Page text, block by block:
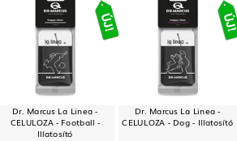
Dr. Marcus La Linea -
CELULOZA - Football -
Illatosító
Dr. Marcus La Linea -
CELULOZA - Dog - Illatosító